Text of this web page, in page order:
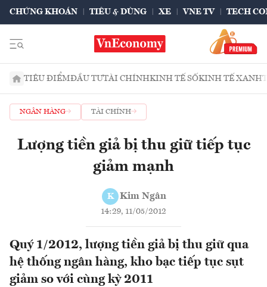
CHỨNG KHOÁN TIÊU & DÙNG XE VNE TV TECH
TIÊU ĐIỂMĐẦU TƯTÀI CHÍNHKINH TẾ SỐKINH TẾ XANH
NGÂN HÀNG TÀI CHÍNH
Lượng tiền giả bị thu giữ tiếp tục
giảm mạnh
K Kim Ngân
14:29, 11/05/2012
Quý 1/2012, lượng tiền giả bị thu giữ qua
hệ thống ngân hàng, kho bạc tiếp tục sụt
giảm so với cùng kỳ 2011